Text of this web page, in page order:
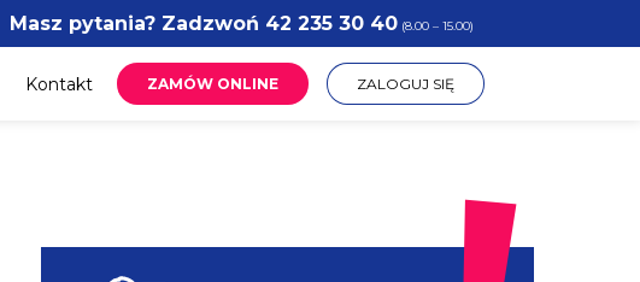
Masz pytania? Zadzwoń 42 235 30 40(8.00 – 15.00)
Kontakt ZAMÓW ONLINE ZALOGUJ SIĘ